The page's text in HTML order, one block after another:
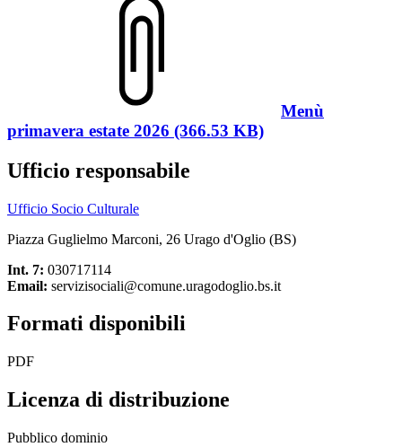
Menù
primavera estate 2026 (366.53 KB)
Ufficio responsabile
Ufficio Socio Culturale
Piazza Guglielmo Marconi, 26 Urago d'Oglio (BS)
Int. 7: 030717114
Email: servizisociali@comune.uragodoglio.bs.it
Formati disponibili
PDF
Licenza di distribuzione
Pubblico dominio